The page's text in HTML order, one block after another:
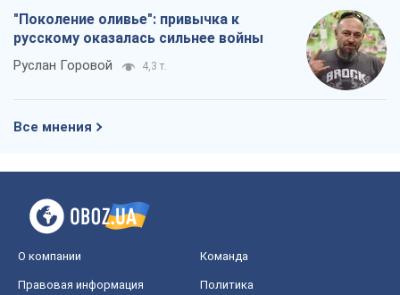
"Поколение оливье": привычка к
русскому оказалась сильнее войны
Руслан Горовой 4,3 т.
Все мнения
О компании Команда
Правовая информация
Политика